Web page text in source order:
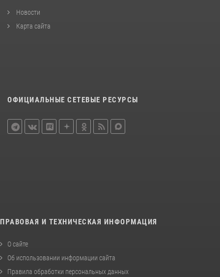
Новости
Карта сайта
ОФИЦИАЛЬНЫЕ СЕТЕВЫЕ РЕСУРСЫ
ПРАВОВАЯ И ТЕХНИЧЕСКАЯ ИНФОРМАЦИЯ
О сайте
Об использовании информации сайта
Правила обработки персональных данных